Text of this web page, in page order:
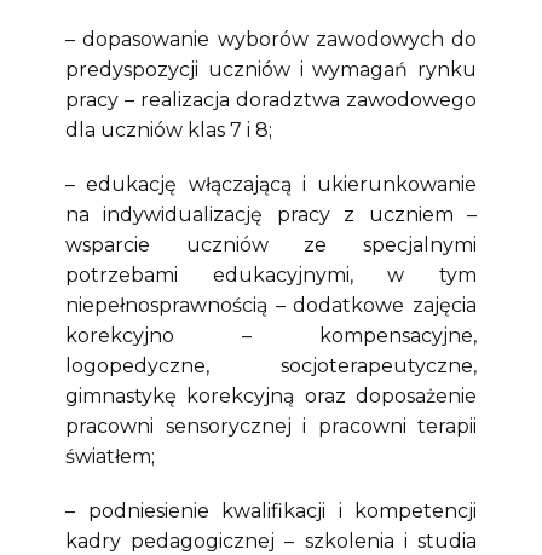
– dopasowanie wyborów zawodowych do
predyspozycji uczniów i wymagań rynku
pracy – realizacja doradztwa zawodowego
dla uczniów klas 7 i 8;
– edukację włączającą i ukierunkowanie
na indywidualizację pracy z uczniem –
wsparcie uczniów ze specjalnymi
potrzebami edukacyjnymi, w tym
niepełnosprawnością – dodatkowe zajęcia
korekcyjno – kompensacyjne,
logopedyczne, socjoterapeutyczne,
gimnastykę korekcyjną oraz doposażenie
pracowni sensorycznej i pracowni terapii
światłem;
– podniesienie kwalifikacji i kompetencji
kadry pedagogicznej – szkolenia i studia